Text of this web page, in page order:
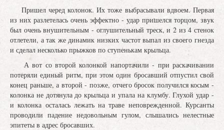
Пришел черед колонок. Их тоже выбрасывали вдвоем. Первая
из них разлетелась очень эффектно - удар пришелся торцом, звук
был очень внушительным - оглушительный треск, и 2 из 4 стенок
отлетели, а так же динамик низких частот выпал из своего гнезда
и сделал несколько прыжков по ступенькам крыльца.
А вот со второй колонкой напортачили - при раскачивании
потеряли единый ритм, при этом один бросавший отпустил свой
конец раньше, а второй - позже, отчего бросок получился косым -
колонка не дотянула до крыльца и упала на клумбу. Глухой удар -
и колонка осталась лежать на траве неповрежденной. Курсанты
проводили падение недовольным гулом, слышались нелестные
эпитеты в адрес бросавших.